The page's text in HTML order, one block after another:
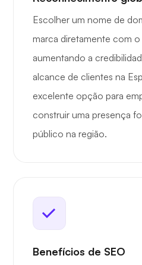
Escolher um nome de
marca diretamente com
aumentando a
alcance de clientes na
excelente opção para
construir uma presença
público na região.
Benefícios de SEO